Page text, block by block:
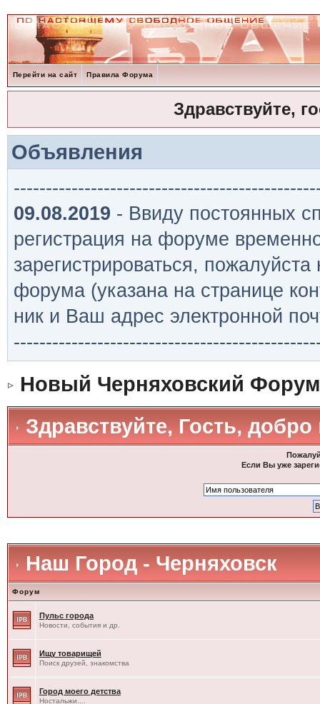
Перейти на сайт Правила Форума
Здравствуйте,
Объявления
09.08.2019 - Ввиду постоянных
регистрация на форуме
зарегистрироваться,
форума (указана на странице
ник и Ваш адрес электронной
Новый Черняховский Форум
Здравствуйте, Гость,
Если Вы уже
Наш Город - Черняховск
Форум
Пульс города
Новости, события и др.
Ищу товарищей
Поиск друзей, знакомства
Город моего детства
Ностальжи....